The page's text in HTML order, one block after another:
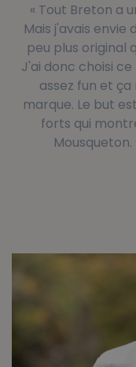
« Tout Breton a
Mais j'avais envie
peu plus original
J'ai donc choisi
assez fun et
marque. Le but
forts qui